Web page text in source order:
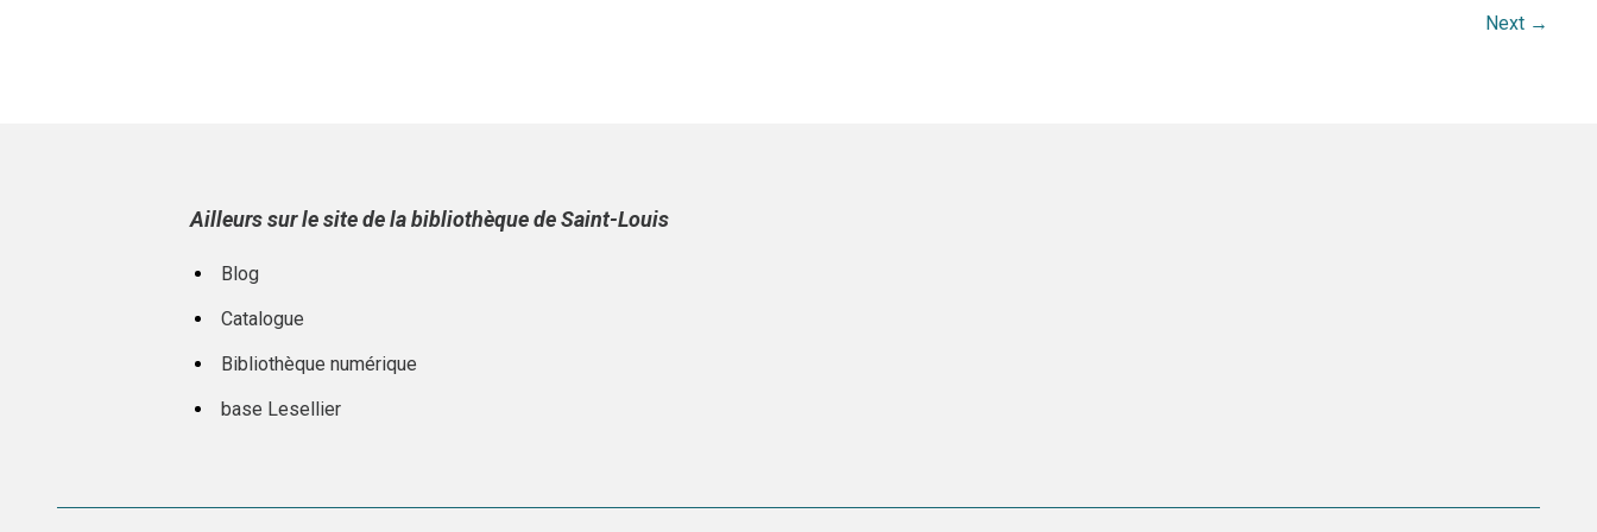
Next →
Ailleurs sur le site de la bibliothèque de Saint-Louis
Blog
Catalogue
Bibliothèque numérique
base Lesellier